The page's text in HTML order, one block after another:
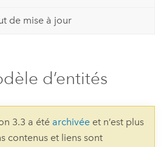
de mise à jour
d’entités
3.3 a été archivéeet n’est plus
contenus et liens sont